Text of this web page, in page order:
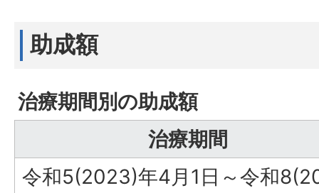
助成額
治療期間別の助成額
治療期間
令和5(2023)年4月1日～令和